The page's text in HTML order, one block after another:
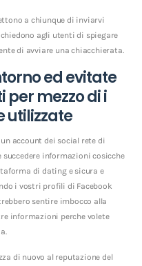
a chiunque di inviarvi
agli utenti di spiegare
di avviare una chiacchierata.
ed evitate
per mezzo di i
utilizzate
account dei social rete di
informazioni cosicche
di dating e sicura e
i vostri profili di Facebook
sentire imbocco alla
informazioni perche volete
di nuovo al reputazione del